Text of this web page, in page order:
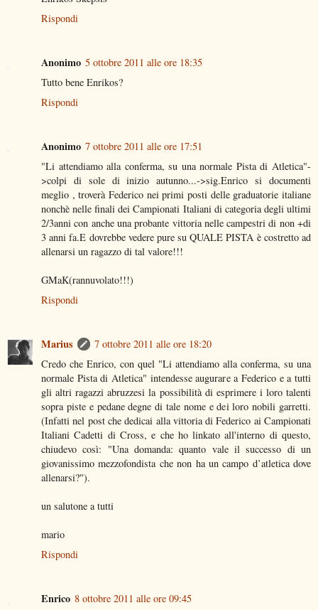
Rispondi
Anonimo 5 ottobre 2011 alle ore 18:35
Tutto bene Enrikos?
Rispondi
Anonimo 7 ottobre 2011 alle ore 17:51
"Li attendiamo alla conferma, su una normale Pista di Atletica"-
>colpi di sole di inizio autunno...->sig.Enrico si documenti
meglio , troverà Federico nei primi posti delle graduatorie italiane
nonchè nelle finali dei Campionati Italiani di categoria degli ultimi
2/3anni con anche una probante vittoria nelle campestri di non +di
3 anni fa.E dovrebbe vedere pure su QUALE PISTA è costretto ad
allenarsi un ragazzo di tal valore!!!
GMaK(rannuvolato!!!)
Rispondi
Marius
7 ottobre 2011 alle ore 18:20
Credo che Enrico, con quel "Li attendiamo alla conferma, su una
normale Pista di Atletica" intendesse augurare a Federico e a tutti
gli altri ragazzi abruzzesi la possibilità di esprimere i loro talenti
sopra piste e pedane degne di tale nome e dei loro nobili garretti.
(Infatti nel post che dedicai alla vittoria di Federico ai Campionati
Italiani Cadetti di Cross, e che ho linkato all'interno di questo,
chiudevo così: "Una domanda: quanto vale il successo di un
giovanissimo mezzofondista che non ha un campo d’atletica dove
allenarsi?").
un salutone a tutti
mario
Rispondi
Enrico 8 ottobre 2011 alle ore 09:45